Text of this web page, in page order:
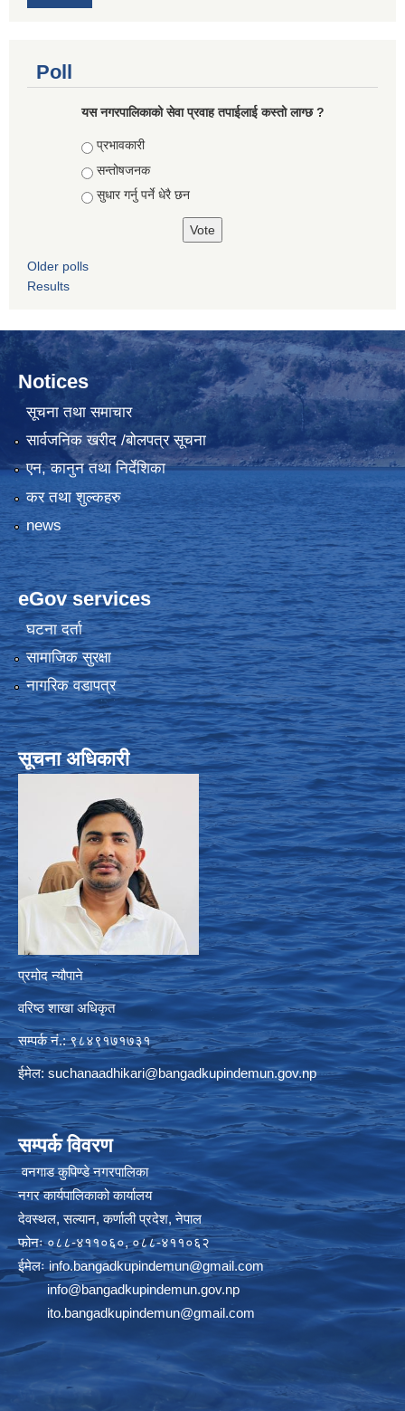
Poll
यस नगरपालिकाको सेवा प्रवाह तपाईलाई कस्तो लाग्छ ?
Choices
प्रभावकारी
सन्तोषजनक
सुधार गर्नु पर्ने धेरै छन
Older polls
Results
Notices
सूचना तथा समाचार
सार्वजनिक खरीद /बोलपत्र सूचना
एन, कानुन तथा निर्देशिका
कर तथा शुल्कहरु
news
eGov services
घटना दर्ता
सामाजिक सुरक्षा
नागरिक वडापत्र
सूचना अधिकारी
प्रमोद न्यौपाने
वरिष्ठ शाखा अधिकृत
सम्पर्क नं.: ९८४९१७१७३१
ईमेल: suchanaadhikari@bangadkupindemun.gov.np
सम्पर्क विवरण
वनगाड कुपिण्डे नगरपालिका
नगर कार्यपालिकाको कार्यालय
देवस्थल, सल्यान, कर्णाली प्रदेश, नेपाल
फोनः ०८८-४११०६०, ०८८-४११०६२
ईमेलःinfo.bangadkupindemun@gmail.com
info@bangadkupindemun.gov.np
ito.bangadkupindemun@gmail.com